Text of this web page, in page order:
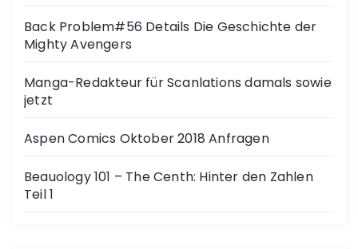
Back Problem#56 Details Die Geschichte der
Mighty Avengers
Manga-Redakteur für Scanlations damals sowie
jetzt
Aspen Comics Oktober 2018 Anfragen
Beauology 101 – The Centh: Hinter den Zahlen
Teil 1